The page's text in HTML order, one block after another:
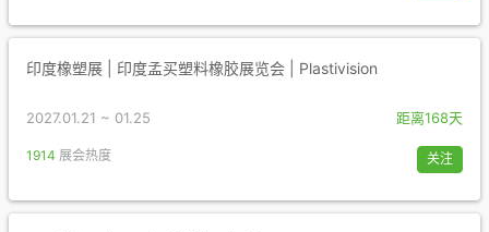
印度橡塑展 | 印度孟买塑料橡胶展览会 | Plastivision
2027.01.21 ~ 01.25 距离168天
1914 展会热度 关注